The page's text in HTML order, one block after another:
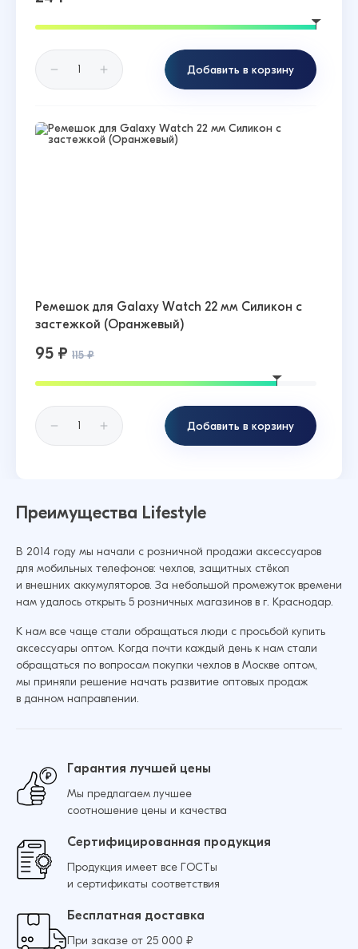
Добавить в корзину
Ремешок для Galaxy Watch 22 мм Силикон с
застежкой (Оранжевый)
95 ₽ 115 ₽
Добавить в корзину
Преимущества Lifestyle
В 2014 году мы начали с розничной продажи аксессуаров
для мобильных телефонов: чехлов, защитных стёкол
и внешних аккумуляторов. За небольшой промежуток времени
нам удалось открыть 5 розничных магазинов в г. Краснодар.
К нам все чаще стали обращаться люди с просьбой купить
аксессуары оптом. Когда почти каждый день к нам стали
обращаться по вопросам покупки чехлов в Москве оптом,
мы приняли решение начать развитие оптовых продаж
в данном направлении.
Гарантия лучшей цены
Мы предлагаем лучшее
соотношение цены и качества
Сертифицированная продукция
Продукция имеет все ГОСТы
и сертификаты соответствия
Бесплатная доставка
При заказе от 25 000 ₽